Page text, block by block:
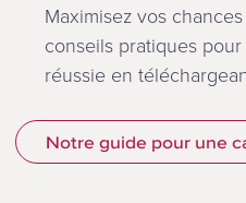
Maximisez vos
conseils pratiques
réussie en
Notre guide pour une